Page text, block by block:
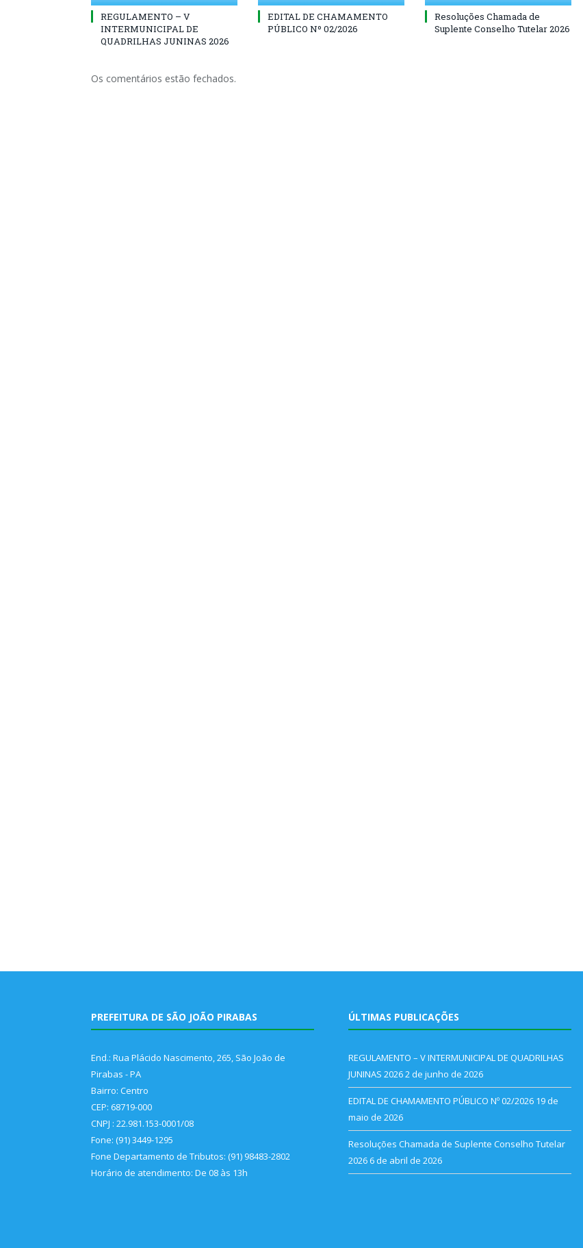
REGULAMENTO – V
INTERMUNICIPAL DE
QUADRILHAS JUNINAS 2026
EDITAL DE CHAMAMENTO
PÚBLICO Nº 02/2026
Resoluções Chamada de
Suplente Conselho Tutelar 2026
Os comentários estão fechados.
PREFEITURA DE SÃO JOÃO PIRABAS
End.: Rua Plácido Nascimento, 265, São João de
Pirabas - PA
Bairro: Centro
CEP: 68719-000
CNPJ : 22.981.153-0001/08
Fone: (91) 3449-1295
Fone Departamento de Tributos: (91) 98483-2802
Horário de atendimento: De 08 às 13h
ÚLTIMAS PUBLICAÇÕES
REGULAMENTO – V INTERMUNICIPAL DE QUADRILHAS
JUNINAS 20262 de junho de 2026
EDITAL DE CHAMAMENTO PÚBLICO Nº 02/2026 19 de
maio de 2026
Resoluções Chamada de Suplente Conselho Tutelar
2026 6 de abril de 2026